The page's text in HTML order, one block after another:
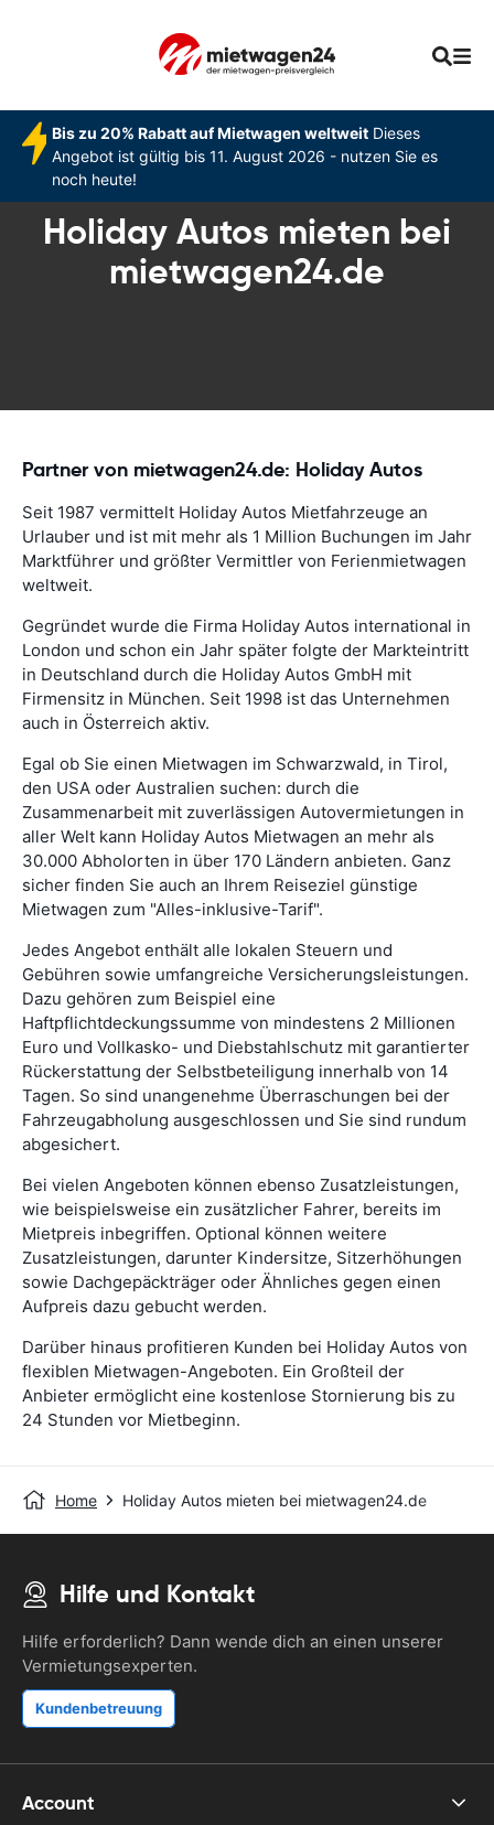
Bis zu 20% Rabatt auf Mietwagen weltweitDieses
Angebot ist gültig bis 11. August 2026 - nutzen Sie es
noch heute!
Holiday Autos mieten bei
mietwagen24.de
Partner von mietwagen24.de: Holiday Autos
Seit 1987 vermittelt Holiday Autos Mietfahrzeuge an
Urlauber und ist mit mehr als 1 Million Buchungen im Jahr
Marktführer und größter Vermittler von Ferienmietwagen
weltweit.
Gegründet wurde die Firma Holiday Autos international in
London und schon ein Jahr später folgte der Markteintritt
in Deutschland durch die Holiday Autos GmbH mit
Firmensitz in München. Seit 1998 ist das Unternehmen
auch in Österreich aktiv.
Egal ob Sie einen Mietwagen im Schwarzwald, in Tirol,
den USA oder Australien suchen: durch die
Zusammenarbeit mit zuverlässigen Autovermietungen in
aller Welt kann Holiday Autos Mietwagen an mehr als
30.000 Abholorten in über 170 Ländern anbieten. Ganz
sicher finden Sie auch an Ihrem Reiseziel günstige
Mietwagen zum "Alles-inklusive-Tarif".
Jedes Angebot enthält alle lokalen Steuern und
Gebühren sowie umfangreiche Versicherungsleistungen.
Dazu gehören zum Beispiel eine
Haftpflichtdeckungssumme von mindestens 2 Millionen
Euro und Vollkasko- und Diebstahlschutz mit garantierter
Rückerstattung der Selbstbeteiligung innerhalb von 14
Tagen. So sind unangenehme Überraschungen bei der
Fahrzeugabholung ausgeschlossen und Sie sind rundum
abgesichert.
Bei vielen Angeboten können ebenso Zusatzleistungen,
wie beispielsweise ein zusätzlicher Fahrer, bereits im
Mietpreis inbegriffen. Optional können weitere
Zusatzleistungen, darunter Kindersitze, Sitzerhöhungen
sowie Dachgepäckträger oder Ähnliches gegen einen
Aufpreis dazu gebucht werden.
Darüber hinaus profitieren Kunden bei Holiday Autos von
flexiblen Mietwagen-Angeboten. Ein Großteil der
Anbieter ermöglicht eine kostenlose Stornierung bis zu
24 Stunden vor Mietbeginn.
Home Holiday Autos mieten bei mietwagen24.de
Hilfe und Kontakt
Hilfe erforderlich? Dann wende dich an einen unserer
Vermietungsexperten.
Kundenbetreuung
Account